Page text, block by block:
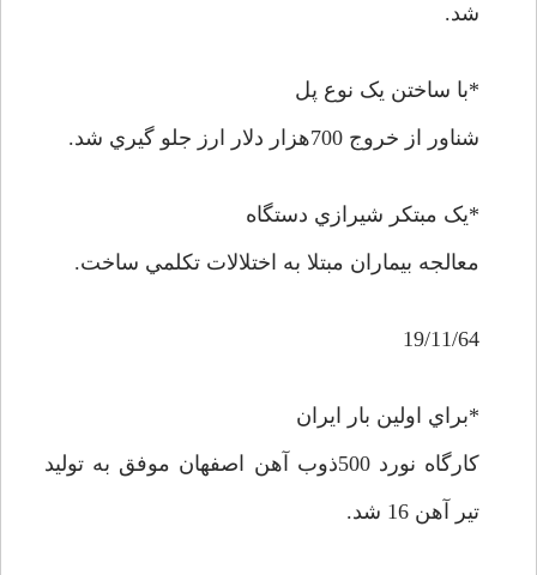
شد.
*با ساختن يک نوع پل
شناور از خروج 700هزار دلار ارز جلو گيري شد.
*يک مبتکر شيرازي دستگاه
معالجه بيماران مبتلا به اختلالات تکلمي ساخت.
19/11/64
*براي اولين بار ايران
کارگاه نورد 500ذوب آهن اصفهان موفق به توليد
تير آهن 16 شد.